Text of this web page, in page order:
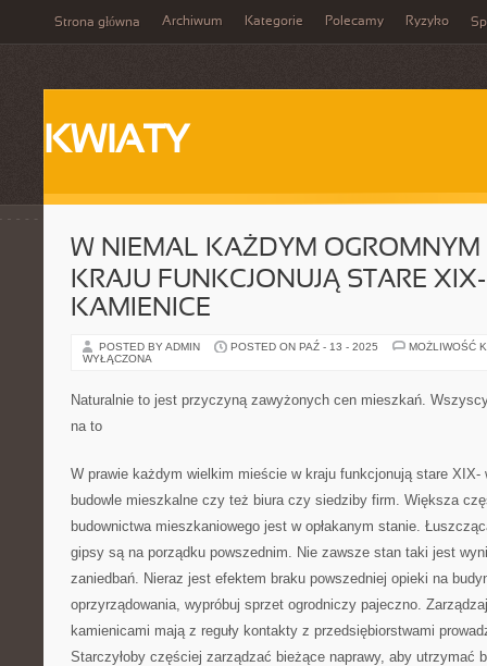
Strona główna Archiwum Kategorie Polecamy Ryzyko
KWIATY
W NIEMAL KAŻDYM OGROMNYM
KRAJU FUNKCJONUJĄ STARE
KAMIENICE
POSTED BY ADMIN POSTED ON PAŹ - 13 - 2025
MOŻLIWOŚĆ
WYŁĄCZONA
Naturalnie to jest przyczyną zawyżonych cen mieszkań.
na to
W prawie każdym wielkim mieście w kraju funkcjonują stare XIX-
budowle mieszkalne czy też biura czy siedziby firm. Większa
budownictwa mieszkaniowego jest w opłakanym stanie.
gipsy są na porządku powszednim. Nie zawsze stan taki jest
zaniedbań. Nieraz jest efektem braku powszedniej opieki na
oprzyrządowania, wypróbuj sprzet ogrodniczy pajeczno.
kamienicami mają z reguły kontakty z przedsiębiorstwami
Starczyłoby częściej zarządzać bieżące naprawy, aby utrzymać